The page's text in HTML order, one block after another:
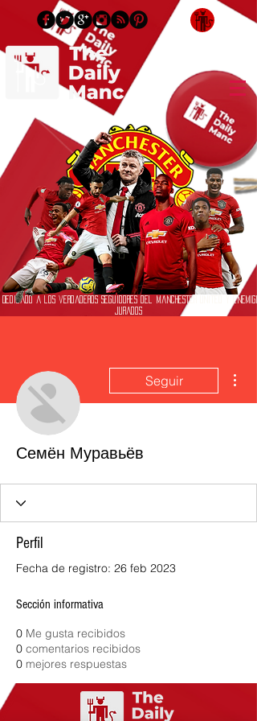
Dedicado a los verdaderos seguidores del Manchester United y
jurados
Seguir
Семён Муравьёв
Perfil
Fecha de registro: 26 feb 2023
Sección informativa
0 Me gusta recibidos
0 comentarios recibidos
0 mejores respuestas